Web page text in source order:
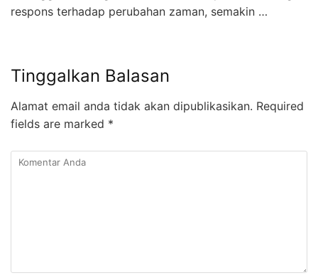
respons terhadap perubahan zaman, semakin …
Tinggalkan Balasan
Alamat email anda tidak akan dipublikasikan. Required
fields are marked *